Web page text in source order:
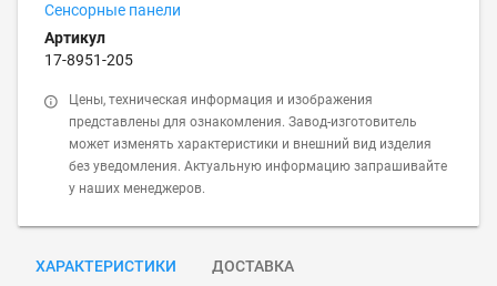
Сенсорные панели
Артикул
17-8951-205
Цены, техническая информация и изображения
представлены для ознакомления. Завод-изготовитель
может изменять характеристики и внешний вид изделия
без уведомления. Актуальную информацию запрашивайте
у наших менеджеров.
ХАРАКТЕРИСТИКИ ДОСТАВКА